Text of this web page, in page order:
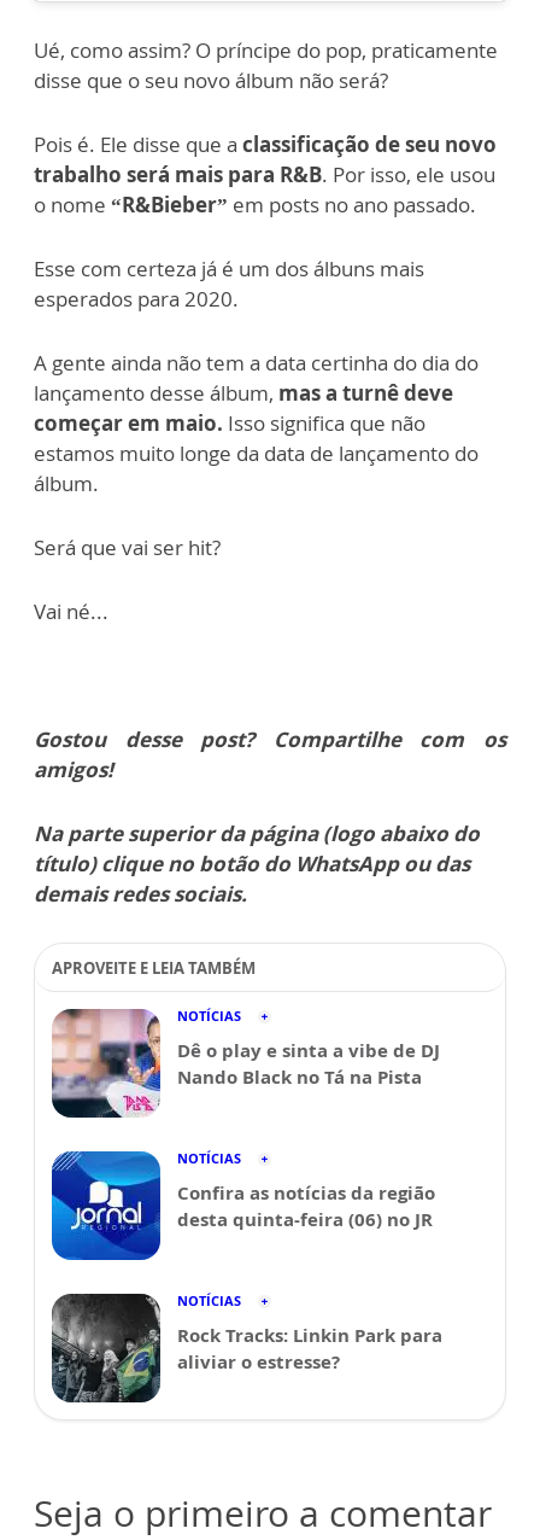
Ué, como assim? O príncipe do pop, praticamente
disse que o seu novo álbum não será?
Pois é. Ele disse que a classificação de seu novo
trabalho será mais para R&B. Por isso, ele usou
o nome “R&Bieber” em posts no ano passado.
Esse com certeza já é um dos álbuns mais
esperados para 2020.
A gente ainda não tem a data certinha do dia do
lançamento desse álbum, mas a turnê deve
começar em maio. Isso significa que não
estamos muito longe da data de lançamento do
álbum.
Será que vai ser hit?
Vai né...
Gostou desse post? Compartilhe com os
amigos!
Na parte superior da página (logo abaixo do
título) clique no botão do WhatsApp ou das
demais redes sociais.
APROVEITE E LEIA TAMBÉM
NOTÍCIAS
Dê o play e sinta a vibe de DJ
Nando Black no Tá na Pista
NOTÍCIAS
Confira as notícias da região
desta quinta-feira (06) no JR
NOTÍCIAS
Rock Tracks: Linkin Park para
aliviar o estresse?
Seja o primeiro a comentar